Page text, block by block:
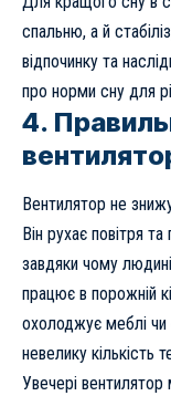
спальню, а й
відпочинку та
про норми сну для
4.
Вентилятор не
Він рухає повітря
завдяки чому
працює в порожній
охолоджує меблі чи
невелику кількість
Увечері вентилятор